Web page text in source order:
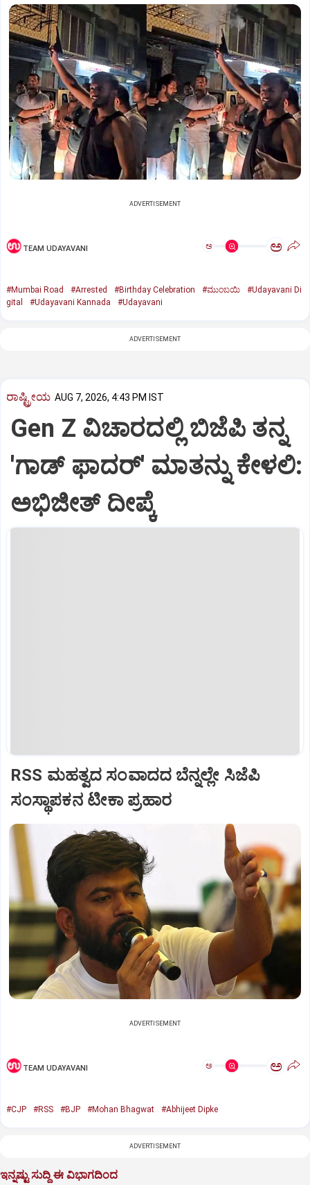
ADVERTISEMENT
TEAM UDAYAVANI ಅ ಅ
#Mumbai Road #Arrested #Birthday Celebration #ಮುಂಬಯಿ
#Udayavani Di
gital
#Udayavani Kannada #Udayavani
ADVERTISEMENT
ರಾಷ್ಟ್ರೀಯ AUG 7, 2026, 4:43 PM IST
Gen Z ವಿಚಾರದಲ್ಲಿ ಬಿಜೆಪಿ ತನ್ನ
'ಗಾಡ್ ಫಾದರ್' ಮಾತನ್ನು ಕೇಳಲಿ:
ಅಭಿಜೀತ್ ದೀಪ್ಕೆ
RSS ಮಹತ್ವದ ಸಂವಾದದ ಬೆನ್ನಲ್ಲೇ ಸಿಜೆಪಿ
ಸಂಸ್ಥಾಪಕನ ಟೀಕಾ ಪ್ರಹಾರ
ADVERTISEMENT
TEAM UDAYAVANI ಅ ಅ
#CJP #RSS #BJP #Mohan Bhagwat #Abhijeet Dipke
ADVERTISEMENT
ಇನ್ನಷ್ಟು ಸುದ್ದಿ ಈ ವಿಭಾಗದಿಂದ